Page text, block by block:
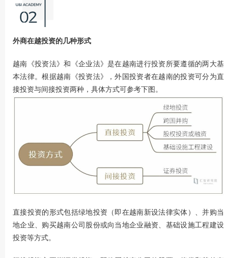
外商在越投资的几种形式
越南《投资法》和《企业法》是在越南进行投资所要遵循的两大基
本法律。根据越南《投资法》，外国投资者在越南的投资可分为直
接投资与间接投资两种，具体方式可参考下图。
直接投资的形式包括绿地投资（即在越南新设法律实体）、并购当
地企业、购买越南公司股份或向当地企业融资、基础设施工程建设
投资等方式。